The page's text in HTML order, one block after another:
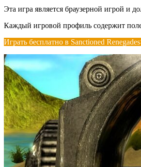
Эта игра является браузерной игрой и
Каждый игровой профиль содержит
Играть бесплатно в Sanctioned